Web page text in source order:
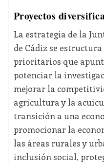
Proyectos
La estrategia de la
de Cádiz se
prioritarios que
potenciar la
mejorar la
agricultura y la
transición a una
promocionar la
las áreas rurales y
inclusión social,